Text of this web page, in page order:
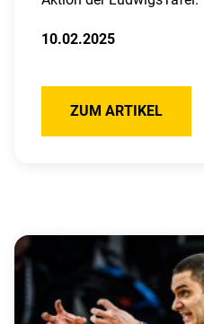
10.02.2025
ZUM ARTIKEL